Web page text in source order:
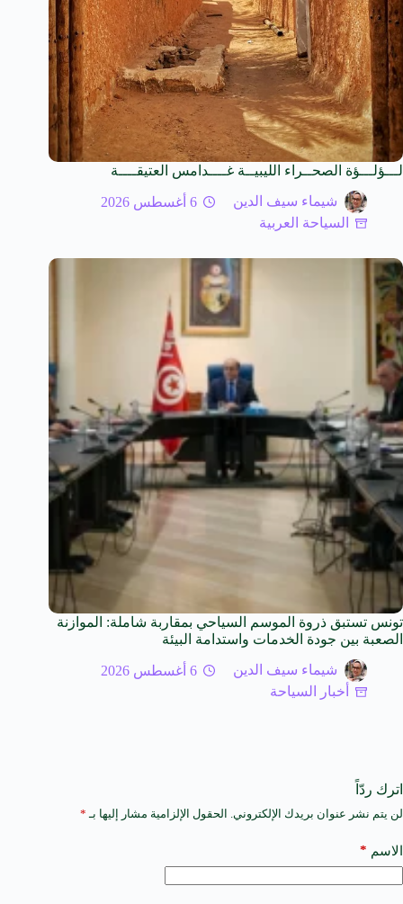
لـــؤلـــؤة الصحــراء الليبيــة غــــدامس العتيقــــة
شيماء سيف الدين
6 أغسطس 2026
السياحة العربية
تونس تستبق ذروة الموسم السياحي بمقاربة شاملة: الموازنة
الصعبة بين جودة الخدمات واستدامة البيئة
شيماء سيف الدين
6 أغسطس 2026
أخبار السياحة
اترك ردّاً
لن يتم نشر عنوان بريدك الإلكتروني. الحقول الإلزامية مشار إليها بـ *
الاسم *
A
t
e